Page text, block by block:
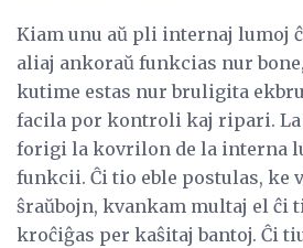
Kiam unu aŭ pli internaj lumoj
aliaj ankoraŭ funkcias nur
kutime estas nur bruligita
facila por kontroli kaj ripari. La
forigi la kovrilon de la interna
funkcii. Ĉi tio eble postulas, ke
ŝraŭbojn, kvankam multaj el ĉi
kroĉiĝas per kaŝitaj bantoj. Ĉi